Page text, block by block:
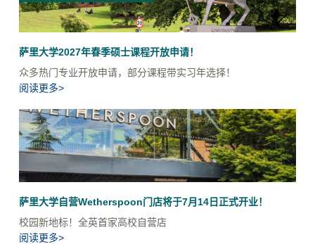
萨里大学2027年春季硕士课程开放申请！
众多热门专业开放申请，部分课程带实习年选择！
阅读更多>
萨里大学自营Wetherspoon门店将于7月14日正式开业！
校园新地标！全英首家高校自营店
阅读更多>